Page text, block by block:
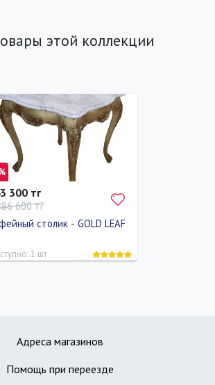
этой коллекции
300 тг
600 тг
столик - GOLD LEAF
1 шт
Адреса магазинов
Помощь при переезде